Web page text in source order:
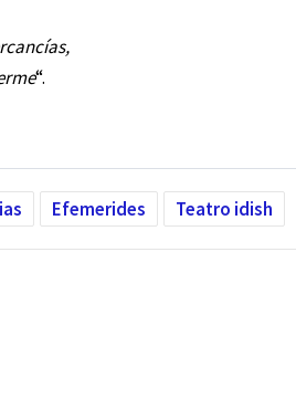
“.
Efemerides Teatro idish